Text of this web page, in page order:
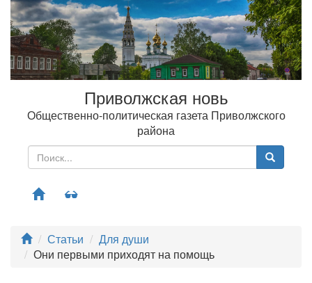
Приволжская новь
Общественно-политическая газета Приволжского
района
Статьи
Для души
Они первыми приходят на помощь